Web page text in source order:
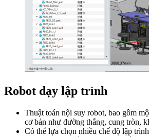
Robot dạy lập trình
Thuật toán nội suy robot, bao gồm
cơ bản như đường thẳng, cung tròn,
Có thể lựa chọn nhiều chế độ lập